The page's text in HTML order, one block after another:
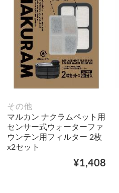
その他
マルカン ナクラムペット用
センサー式ウォーターファ
ウンテン用フィルター 2枚
x2セット
¥1,408